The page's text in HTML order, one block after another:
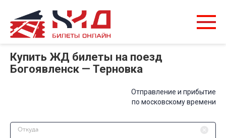
Купить ЖД билеты на поезд
Богоявленск — Терновка
Отправление и прибытие
по московскому времени
Откуда